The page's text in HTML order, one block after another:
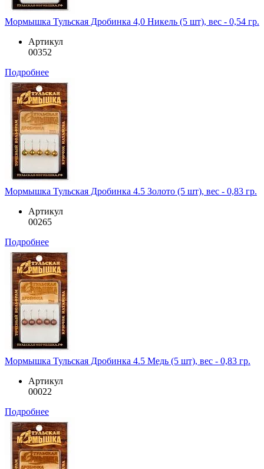
Мормышка Тульская Дробинка 4,0 Никель (5 шт), вес - 0,54 гр.
Артикул
00352
Подробнее
Мормышка Тульская Дробинка 4.5 Золото (5 шт), вес - 0,83 гр.
Артикул
00265
Подробнее
Мормышка Тульская Дробинка 4.5 Медь (5 шт), вес - 0,83 гр.
Артикул
00022
Подробнее